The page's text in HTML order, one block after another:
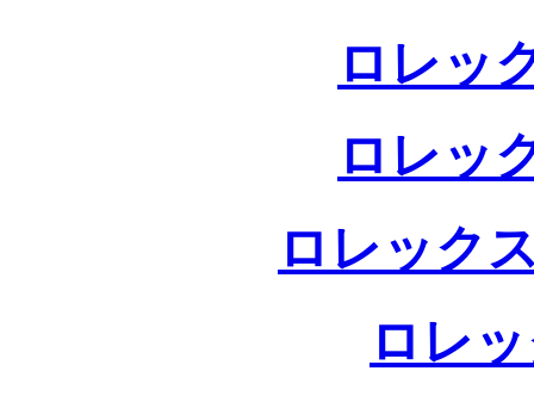
ロレッ
ロレッ
ロレック
ロレ